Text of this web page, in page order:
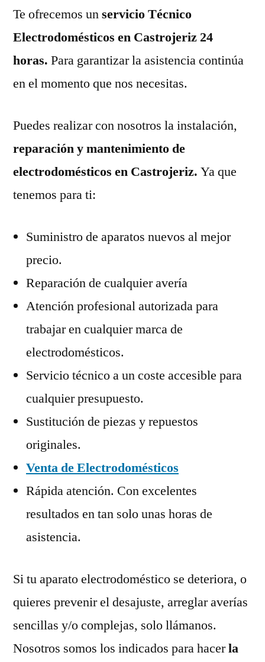
Te ofrecemos unservicio Técnico
Electrodomésticos en Castrojeriz 24
horas. Para garantizar la asistencia continúa
en el momento que nos necesitas.
Puedes realizar con nosotros la instalación,
reparación y mantenimiento de
electrodomésticos en Castrojeriz. Ya que
tenemos para ti:
Suministro de aparatos nuevos al mejor
precio.
Reparación de cualquier avería
Atención profesional autorizada para
trabajar en cualquier marca de
electrodomésticos.
Servicio técnico a un coste accesible para
cualquier presupuesto.
Sustitución de piezas y repuestos
originales.
Venta de Electrodomésticos
Rápida atención. Con excelentes
resultados en tan solo unas horas de
asistencia.
Si tu aparato electrodoméstico se deteriora, o
quieres prevenir el desajuste, arreglar averías
sencillas y/o complejas, solo llámanos.
Nosotros somos los indicados para hacerla